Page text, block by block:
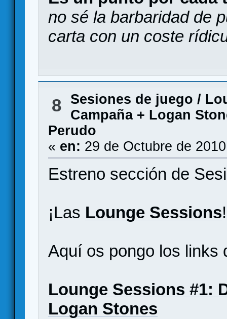
no sé la barbaridad de
carta con un coste
8 Sesiones de juego /
Campaña + Logan
Perudo
« en: 29 de Octubre de
Estreno sección de
¡Las Lounge Sessions!
Aquí os pongo los links
Lounge Sessions #1:
Logan Stones